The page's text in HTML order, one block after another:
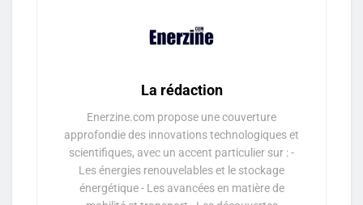
La rédaction
Enerzine.com propose une couverture
approfondie des innovations technologiques et
scientifiques, avec un accent particulier sur : -
Les énergies renouvelables et le stockage
énergétique - Les avancées en matière de